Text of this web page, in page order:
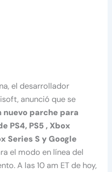
el desarrollador
anunció que se
nuevo parche para
PS4, PS5 , Xbox
Series S y Google
el modo en línea del
A las 10 am ET de hoy,